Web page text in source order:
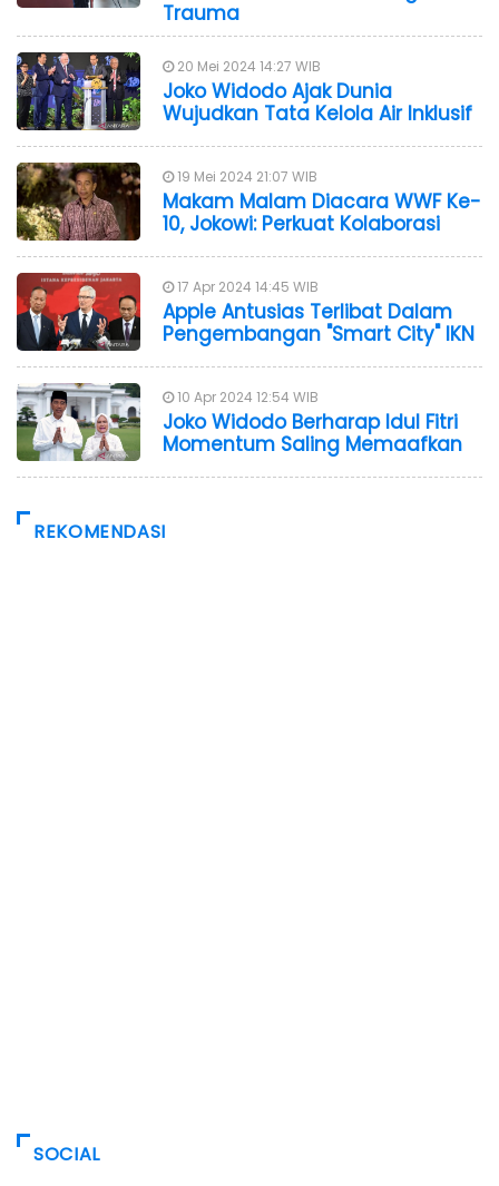
Trauma
20 Mei 2024 14:27 WIB
Joko Widodo Ajak Dunia
Wujudkan Tata Kelola Air Inklusif
19 Mei 2024 21:07 WIB
Makam Malam Diacara WWF Ke-
10, Jokowi: Perkuat Kolaborasi
17 Apr 2024 14:45 WIB
Apple Antusias Terlibat Dalam
Pengembangan "Smart City" IKN
10 Apr 2024 12:54 WIB
Joko Widodo Berharap Idul Fitri
Momentum Saling Memaafkan
REKOMENDASI
SOCIAL